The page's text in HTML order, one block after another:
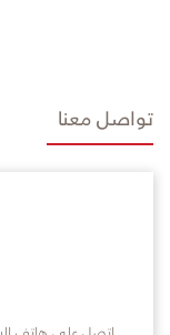
تواصل معنا